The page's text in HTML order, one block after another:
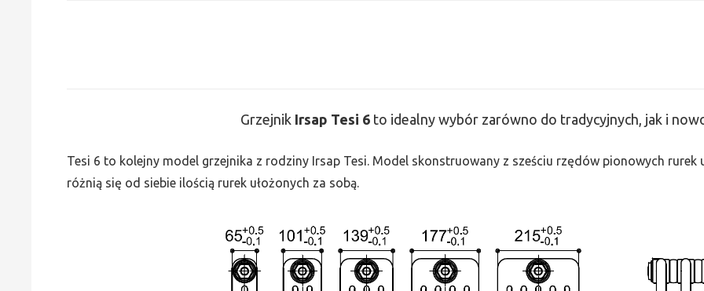
Grzejnik Irsap Tesi 6 to idealny wybór zarówno do tradycyjnych, jak i
Tesi 6 to kolejny model grzejnika z rodziny Irsap Tesi. Model skonstruowany z sześciu rzędów pionowych rurek
różnią się od siebie ilością rurek ułożonych za sobą.